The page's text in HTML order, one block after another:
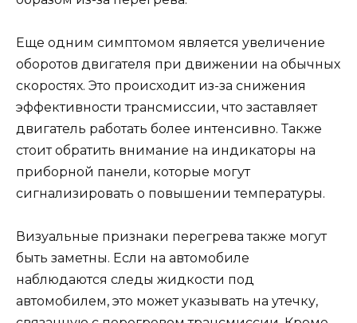
Еще одним симптомом является увеличение
оборотов двигателя при движении на обычных
скоростях. Это происходит из-за снижения
эффективности трансмиссии, что заставляет
двигатель работать более интенсивно. Также
стоит обратить внимание на индикаторы на
приборной панели, которые могут
сигнализировать о повышении температуры.
Визуальные признаки перегрева также могут
быть заметны. Если на автомобиле
наблюдаются следы жидкости под
автомобилем, это может указывать на утечку,